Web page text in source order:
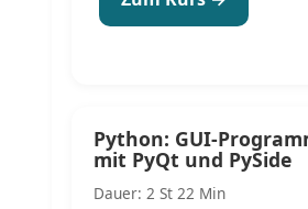
Python: GUI-
mit PyQt und PySide
Dauer: 2 St 22 Min